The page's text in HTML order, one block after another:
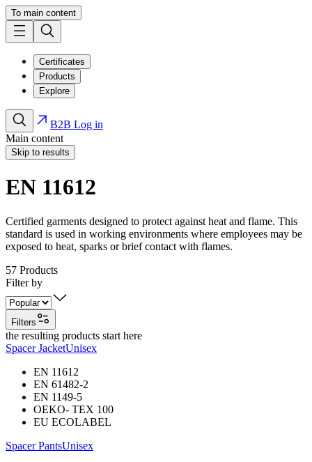
To main content
Certificates
Products
Explore
B2B Log in
Main content
Skip to results
EN 11612
Certified garments designed to protect against heat and flame. This
standard is used in working environments where employees may be
exposed to heat, sparks or brief contact with flames.
57 Products
Filter by
Filters
the resulting products start here
Spacer JacketUnisex
EN 11612
EN 61482-2
EN 1149-5
OEKO- TEX 100
EU ECOLABEL
Spacer PantsUnisex